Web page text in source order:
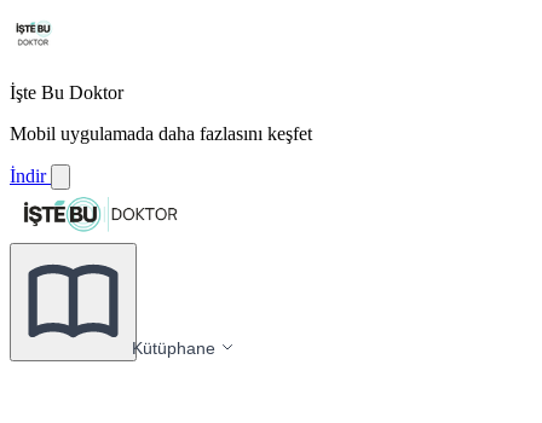
İşte Bu Doktor
Mobil uygulamada daha fazlasını keşfet
İndir
Kütüphane